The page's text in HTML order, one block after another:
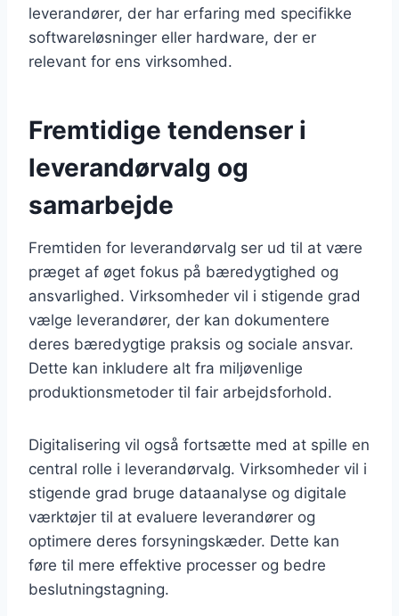
leverandører, der har erfaring med specifikke
softwareløsninger eller hardware, der er
relevant for ens virksomhed.
Fremtidige tendenser i
leverandørvalg og
samarbejde
Fremtiden for leverandørvalg ser ud til at være
præget af øget fokus på bæredygtighed og
ansvarlighed. Virksomheder vil i stigende grad
vælge leverandører, der kan dokumentere
deres bæredygtige praksis og sociale ansvar.
Dette kan inkludere alt fra miljøvenlige
produktionsmetoder til fair arbejdsforhold.
Digitalisering vil også fortsætte med at spille en
central rolle i leverandørvalg. Virksomheder vil i
stigende grad bruge dataanalyse og digitale
værktøjer til at evaluere leverandører og
optimere deres forsyningskæder. Dette kan
føre til mere effektive processer og bedre
beslutningstagning.